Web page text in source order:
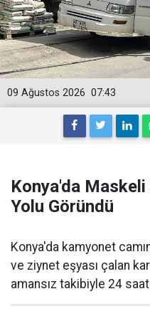
07:43
09 Ağustos 2026
Konya'da
Yolu Göründü
Konya'da kamyonet
ve ziynet eşyası çalan
amansız takibiyle 24